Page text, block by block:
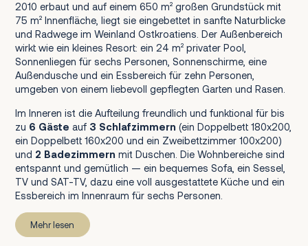
2010 erbaut und auf einem 650 m² großen Grundstück mit
75 m² Innenfläche, liegt sie eingebettet in sanfte Naturblicke
und Radwege im Weinland Ostkroatiens. Der Außenbereich
wirkt wie ein kleines Resort: ein 24 m² privater Pool,
Sonnenliegen für sechs Personen, Sonnenschirme, eine
Außendusche und ein Essbereich für zehn Personen,
umgeben von einem liebevoll gepflegten Garten und Rasen.
Im Inneren ist die Aufteilung freundlich und funktional für bis
zu 6 Gäste auf 3 Schlafzimmern (ein Doppelbett 180x200,
ein Doppelbett 160x200 und ein Zweibettzimmer 100x200)
und 2 Badezimmern mit Duschen. Die Wohnbereiche sind
entspannt und gemütlich — ein bequemes Sofa, ein Sessel,
TV und SAT-TV, dazu eine voll ausgestattete Küche und ein
Essbereich im Innenraum für sechs Personen.
Mehr lesen